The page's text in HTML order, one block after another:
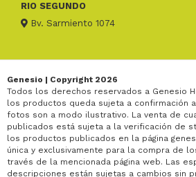
RIO SEGUNDO
Bv. Sarmiento 1074
Genesio | Copyright 2026
Todos los derechos reservados a Genesio
los productos queda sujeta a confirmación
fotos son a modo ilustrativo. La venta de
publicados está sujeta a la verificación de
los productos publicados en la página
única y exclusivamente para la compra de
través de la mencionada página web. Las
descripciones están sujetas a cambios sin